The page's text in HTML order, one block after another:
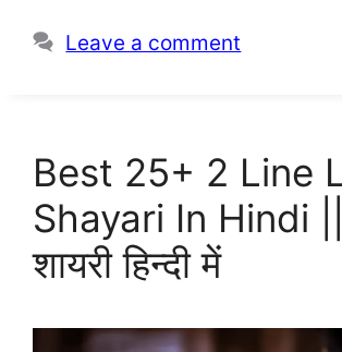
Leave a comment
Best 25+ 2 Line
Shayari In Hindi
शायरी हिन्दी में